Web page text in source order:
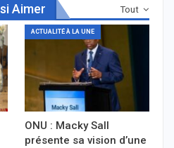
Tout
Aimer
ACTUALITÉ À LA UNE
ONU : Macky Sall
présente sa vision d’une